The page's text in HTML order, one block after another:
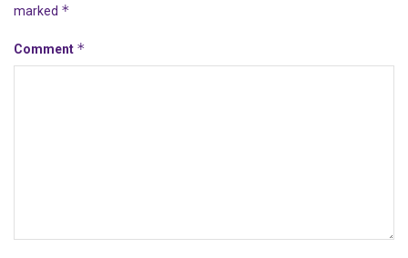
marked *
Comment *